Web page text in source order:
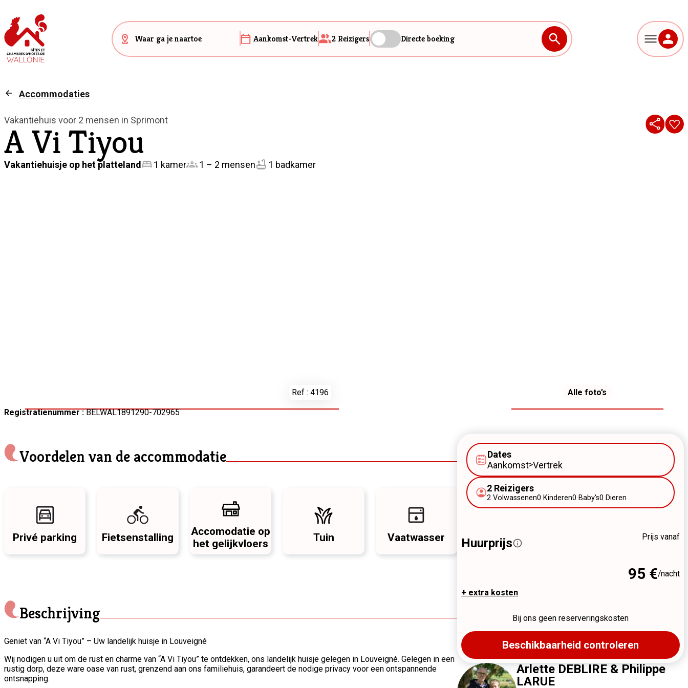
Aankomst-Vertrek 2 Reizigers Directe boeking
Accommodaties
Vakantiehuis voor 2 mensen in Sprimont
A Vi Tiyou
Vakantiehuisje op het platteland 1 kamer 1 – 2 mensen 1 badkamer
Ref : 4196 Alle foto’s
Registratienummer :BELWAL1891290-702965
Voordelen van de accommodatie
Privé parking Fietsenstalling
Accomodatie op
het gelijkvloers
Tuin Vaatwasser
Beschrijving
Geniet van “A Vi Tiyou” – Uw landelijk huisje in Louveigné
Wij nodigen u uit om de rust en charme van “A Vi Tiyou” te ontdekken, ons landelijk huisje gelegen in Louveigné. Gelegen in een
rustig dorp, deze ware oase van rust, grenzend aan ons familiehuis, garandeert de nodige privacy voor een ontspannende
ontsnapping.
Dates
Aankomst>Vertrek
2 Reizigers
2 Volwassenen0 Kinderen0 Baby's0 Dieren
Huurprijs
+ extra kosten
Prijs vanaf
95 €/nacht
Bij ons geen reserveringskosten
Beschikbaarheid controleren
Arlette DEBLIRE & Philippe
LARUE